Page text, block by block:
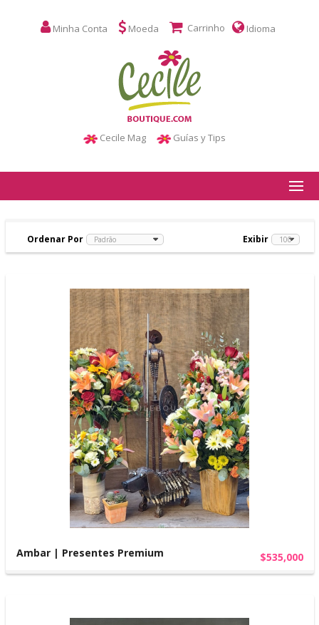
Minha Conta Moeda Carrinho Idioma
Cecile Mag Guías y Tips
Ordenar Por Exibir
Ambar | Presentes Premium $535,000